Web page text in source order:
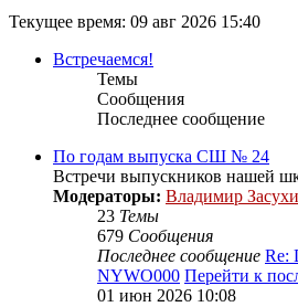
Текущее время: 09 авг 2026 15:40
Встречаемся!
Темы
Сообщения
Последнее сообщение
По годам выпуска СШ № 24
Встречи выпускников нашей
Модераторы: Владимир
23 Темы
679 Сообщения
Последнее сообщение Re:
NYWO000 Перейти к
01 июн 2026 10:08